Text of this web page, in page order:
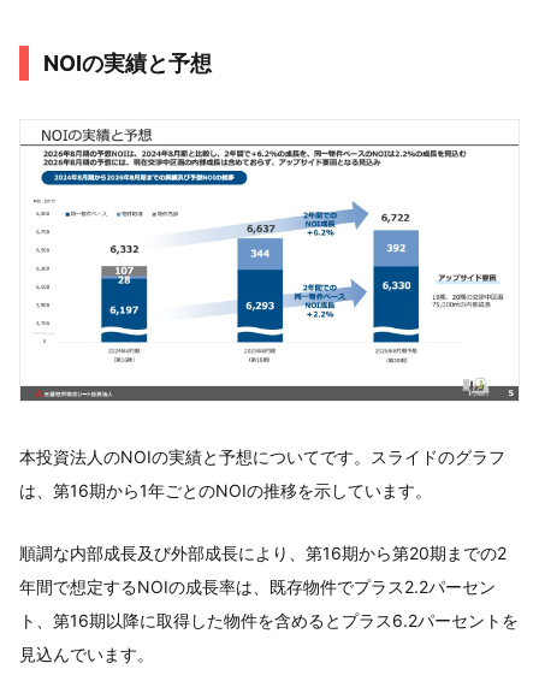
NOIの実績と予想
本投資法人のNOIの実績と予想についてです。スライドのグラフ
は、第16期から1年ごとのNOIの推移を示しています。
順調な内部成長及び外部成長により、第16期から第20期までの2
年間で想定するNOIの成長率は、既存物件でプラス2.2パーセン
ト、第16期以降に取得した物件を含めるとプラス6.2パーセントを
見込んでいます。